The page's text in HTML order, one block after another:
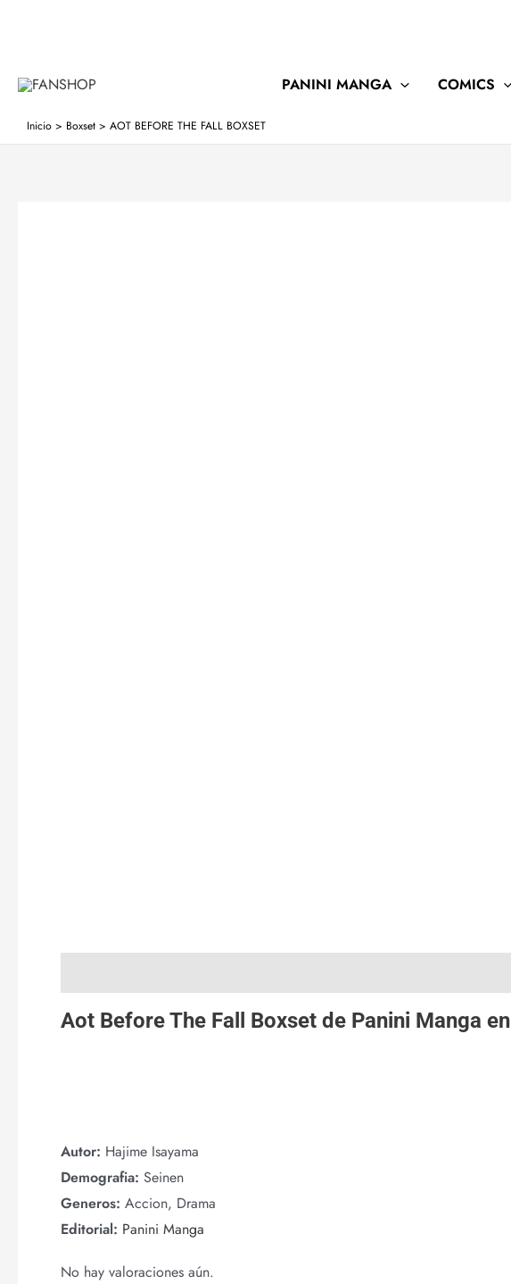
PANINI MANGA
COMICS
Inicio > Boxset > AOT BEFORE THE FALL BOXSET
Aot Before The Fall Boxset de Panini Manga en
Autor: Hajime Isayama
Demografia: Seinen
Generos: Accion, Drama
Editorial: Panini Manga
No hay valoraciones aún.
carrito